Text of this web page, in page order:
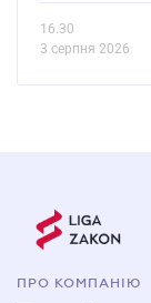
16.30
3 серпня 2026
ПРО КОМПАНІЮ